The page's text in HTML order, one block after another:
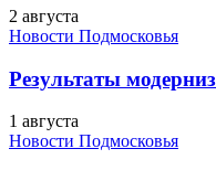
2 августа
Новости Подмосковья
Результаты
1 августа
Новости Подмосковья